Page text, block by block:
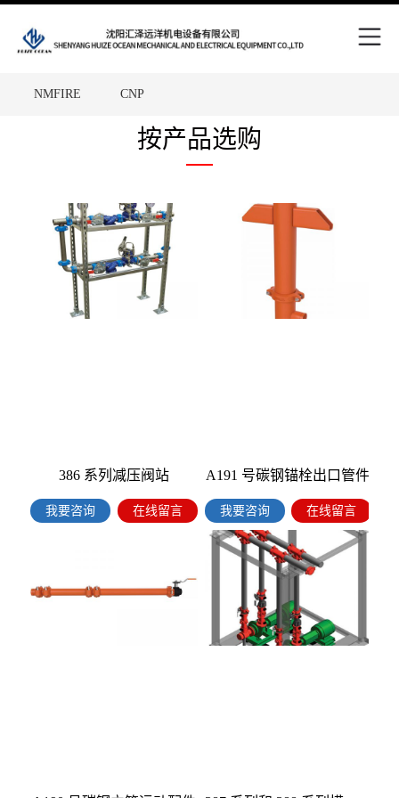
Skip
content
NMFIRE CNP
WPT FAM
RENOLD
HEYDAY TKD
Victaulic Putzmeiste
MHA ZENTGRAF
ALFAGOMMA Metso
按产品选购
386 系列减压阀站
我要咨询 在线留言
A191 号碳钢锚栓出口管件
我要咨询 在线留言